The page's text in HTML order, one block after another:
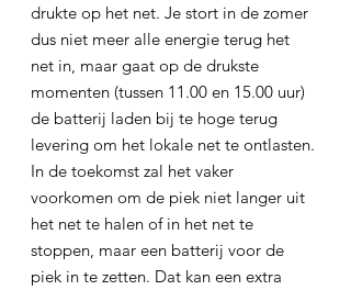
drukte op het net. Je stort in de zomer
dus niet meer alle energie terug het
net in, maar gaat op de drukste
momenten (tussen 11.00 en 15.00 uur)
de batterij laden bij te hoge terug
levering om het lokale net te ontlasten.
In de toekomst zal het vaker
voorkomen om de piek niet langer uit
het net te halen of in het net te
stoppen, maar een batterij voor de
piek in te zetten. Dat kan een extra